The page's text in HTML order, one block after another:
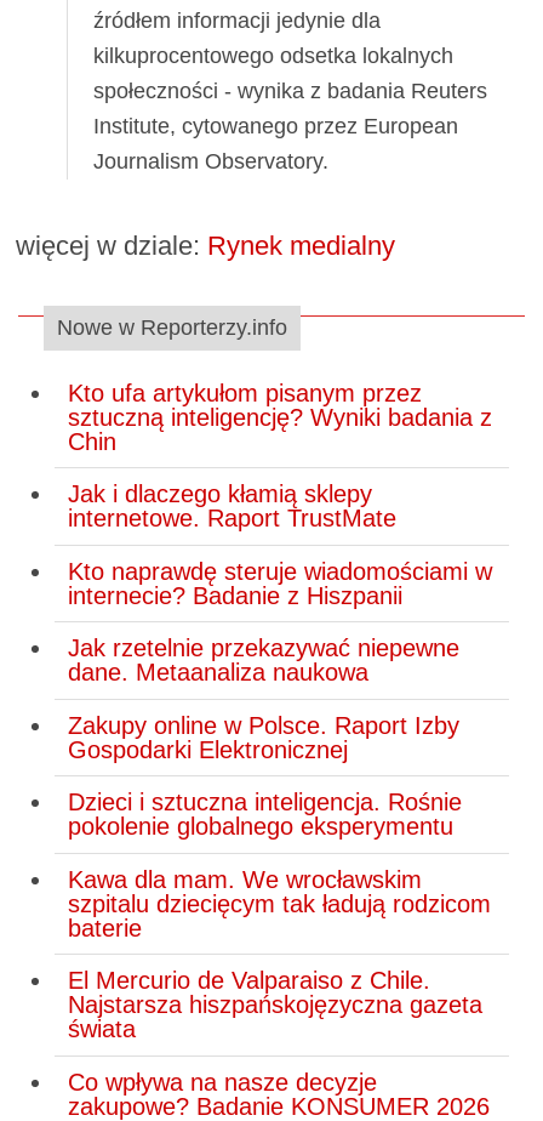
źródłem informacji jedynie dla
kilkuprocentowego odsetka lokalnych
społeczności - wynika z badania Reuters
Institute, cytowanego przez European
Journalism Observatory.
więcej w dziale: Rynek medialny
Nowe w Reporterzy.info
Kto ufa artykułom pisanym przez
sztuczną inteligencję? Wyniki badania z
Chin
Jak i dlaczego kłamią sklepy
internetowe. Raport TrustMate
Kto naprawdę steruje wiadomościami w
internecie? Badanie z Hiszpanii
Jak rzetelnie przekazywać niepewne
dane. Metaanaliza naukowa
Zakupy online w Polsce. Raport Izby
Gospodarki Elektronicznej
Dzieci i sztuczna inteligencja. Rośnie
pokolenie globalnego eksperymentu
Kawa dla mam. We wrocławskim
szpitalu dziecięcym tak ładują rodzicom
baterie
El Mercurio de Valparaiso z Chile.
Najstarsza hiszpańskojęzyczna gazeta
świata
Co wpływa na nasze decyzje
zakupowe? Badanie KONSUMER 2026